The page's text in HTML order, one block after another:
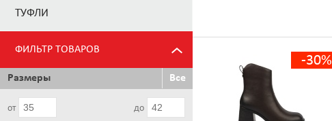
ТУФЛИ
ФИЛЬТР ТОВАРОВ
Размеры Все
от до
-30%